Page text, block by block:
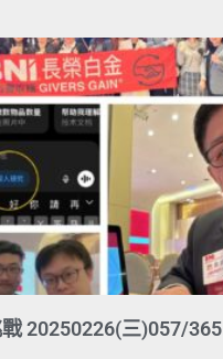
20250226(三)057/365